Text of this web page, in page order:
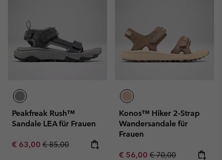
Peakfreak Rush™
Sandale LEA für Frauen
Sale price:
€ 63,00 Regular price:
€ 85,00
Konos™ Hiker 2-Strap
Wandersandale für
Frauen
Sale price:
€ 56,00 Regular price:
€ 70,00